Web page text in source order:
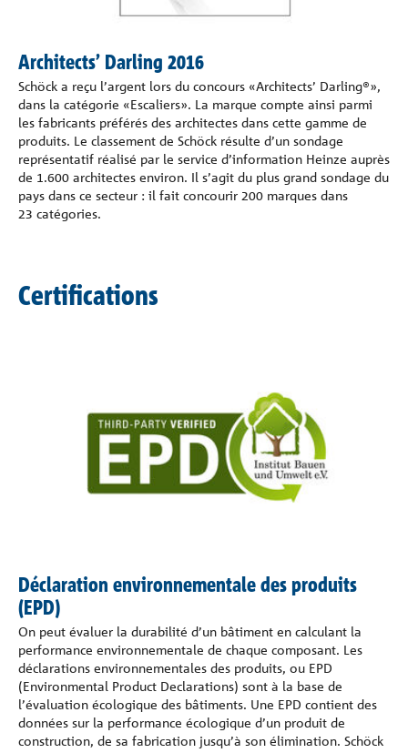
Architects’ Darling 2016
Schöck a reçu l’argent lors du concours «Architects’ Darling®»,
dans la catégorie «Escaliers». La marque compte ainsi parmi
les fabricants préférés des architectes dans cette gamme de
produits. Le classement de Schöck résulte d’un sondage
représentatif réalisé par le service d’information Heinze auprès
de 1.600 architectes environ. Il s’agit du plus grand sondage du
pays dans ce secteur : il fait concourir 200 marques dans
23 catégories.
Certifications
Déclaration environnementale des produits
(EPD)
On peut évaluer la durabilité d’un bâtiment en calculant la
performance environnementale de chaque composant. Les
déclarations environnementales des produits, ou EPD
(Environmental Product Declarations) sont à la base de
l’évaluation écologique des bâtiments. Une EPD contient des
données sur la performance écologique d’un produit de
construction, de sa fabrication jusqu’à son élimination. Schöck